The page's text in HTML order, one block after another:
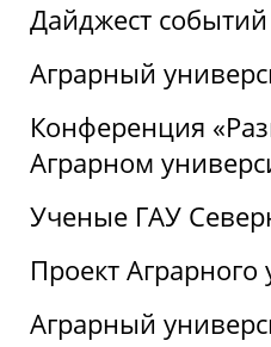
Дайджест
Аграрный
Конференция
Аграрном
Ученые ГАУ
Проект
Аграрный